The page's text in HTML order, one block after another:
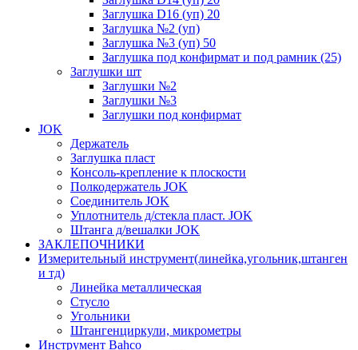
Заглушка D16 (уп) 20
Заглушка №2 (уп)
Заглушка №3 (уп) 50
Заглушка под конфирмат и под рамник (25)
Заглушки шт
Заглушки №2
Заглушки №3
Заглушки под конфирмат
JOK
Держатель
Заглушка пласт
Консоль-крепление к плоскости
Полкодержатель JOK
Соединитель JOK
Уплотнитель д/стекла пласт. JOK
Штанга д/вешалки JOK
ЗАКЛЕПОЧНИКИ
Измерительный инструмент(линейка,угольник,штанген
и тд)
Линейка металлическая
Стусло
Угольники
Штангенциркули, микрометры
Инструмент Bahco